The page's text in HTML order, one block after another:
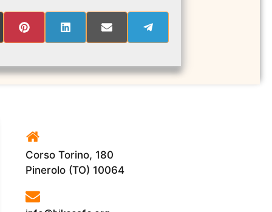
SHARE
SHARE
SHARE
SHARE
Corso Torino, 180
Pinerolo (TO) 10064